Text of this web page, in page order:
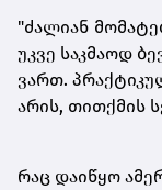
"ძალიან
უკვე საკმაოდ
ვართ.
არის, თითქმის
რაც დაიწყო